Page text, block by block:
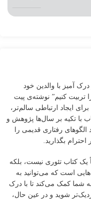
آمیز با والدین خود
تربیت کنیم” نوشته‌ی پیت
ایجاد ارتباطی سالم‌تر،
با تکیه بر سال‌ها پژوهش و
رفتاری قدیمی را
بگذارید.
یک کتاب تئوری نیست، بلکه
است که می‌توانید به
شما کمک می‌کند تا با درک
نزدیک‌تر شوید و در عین حال،